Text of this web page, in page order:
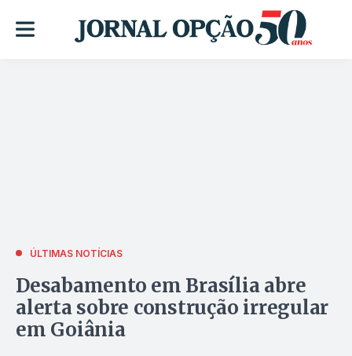
ÚLTIMAS NOTÍCIAS
Desabamento em Brasília abre
alerta sobre construção irregular
em Goiânia